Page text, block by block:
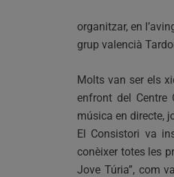
organitzar, en
grup valencià
Molts van ser els
enfront del
música en directe,
El Consistori va
conèixer totes les
Jove Túria”, com